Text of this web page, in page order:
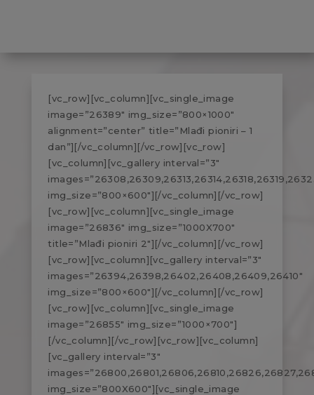
[vc_row][vc_column][vc_single_image
image=”26389″ img_size=”800×1000″
alignment=”center” title=”Mlađi pioniri – 1
dan”][/vc_column][/vc_row][vc_row]
[vc_column][vc_gallery interval=”3″
img_size=”800×600″][/vc_column][/vc_row]
[vc_row][vc_column][vc_single_image
image=”26836″ img_size=”1000X700″
title=”Mlađi pioniri 2″][/vc_column][/vc_row]
[vc_row][vc_column][vc_gallery interval=”3″
images=”26394,26398,26402,26408,26409,26410″
img_size=”800×600″][/vc_column][/vc_row]
[vc_row][vc_column][vc_single_image
image=”26855″ img_size=”1000×700″]
[/vc_column][/vc_row][vc_row][vc_column]
[vc_gallery interval=”3″
img_size=”800X600″][vc_single_image